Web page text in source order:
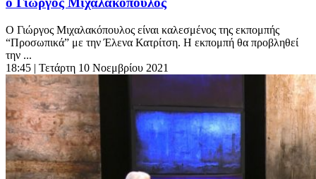
Ο Γιώργος Μιχαλακόπουλος είναι καλεσμένος της εκπομπής
“Προσωπικά” με την Έλενα Κατρίτση. Η εκπομπή θα προβληθεί
την ...
18:45 | Τετάρτη 10 Νοεμβρίου 2021